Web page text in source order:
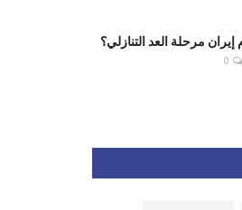
مرحلة العد التنازلي؟
0